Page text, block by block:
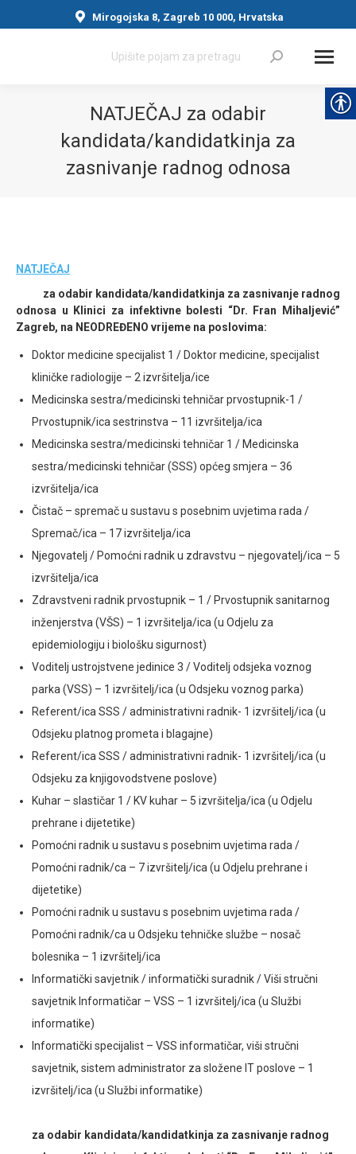
Mirogojska 8, Zagreb 10 000, Hrvatska
Search:
NATJEČAJ za odabir
kandidata/kandidatkinja za
zasnivanje radnog odnosa
NATJEČAJ
za odabir kandidata/kandidatkinja za zasnivanje radnog
odnosa u Klinici za infektivne bolesti “Dr. Fran Mihaljević”
Zagreb, na NEODREĐENO vrijeme na poslovima:
Doktor medicine specijalist 1 / Doktor medicine, specijalist
kliničke radiologije – 2 izvršitelja/ice
Medicinska sestra/medicinski tehničar prvostupnik-1 /
Prvostupnik/ica sestrinstva – 11 izvršitelja/ica
Medicinska sestra/medicinski tehničar 1 / Medicinska
sestra/medicinski tehničar (SSS) općeg smjera – 36
izvršitelja/ica
Čistač – spremač u sustavu s posebnim uvjetima rada /
Spremač/ica – 17 izvršitelja/ica
Njegovatelj / Pomoćni radnik u zdravstvu – njegovatelj/ica – 5
izvršitelja/ica
Zdravstveni radnik prvostupnik – 1 / Prvostupnik sanitarnog
inženjerstva (VŠS) – 1 izvršitelja/ica (u Odjelu za
epidemiologiju i biološku sigurnost)
Voditelj ustrojstvene jedinice 3 / Voditelj odsjeka voznog
parka (VSS) – 1 izvršitelj/ica (u Odsjeku voznog parka)
Referent/ica SSS / administrativni radnik- 1 izvršitelj/ica (u
Odsjeku platnog prometa i blagajne)
Referent/ica SSS / administrativni radnik- 1 izvršitelj/ica (u
Odsjeku za knjigovodstvene poslove)
Kuhar – slastičar 1 / KV kuhar – 5 izvršitelja/ica (u Odjelu
prehrane i dijetetike)
Pomoćni radnik u sustavu s posebnim uvjetima rada /
Pomoćni radnik/ca – 7 izvršitelj/ica (u Odjelu prehrane i
dijetetike)
Pomoćni radnik u sustavu s posebnim uvjetima rada /
Pomoćni radnik/ca u Odsjeku tehničke službe – nosač
bolesnika – 1 izvršitelj/ica
Informatički savjetnik / informatički suradnik / Viši stručni
savjetnik Informatičar – VSS – 1 izvršitelj/ica (u Službi
informatike)
Informatički specijalist – VSS informatičar, viši stručni
savjetnik, sistem administrator za složene IT poslove – 1
izvršitelj/ica (u Službi informatike)
za odabir kandidata/kandidatkinja za zasnivanje radnog